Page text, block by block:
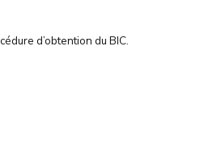
d’obtention du BIC.